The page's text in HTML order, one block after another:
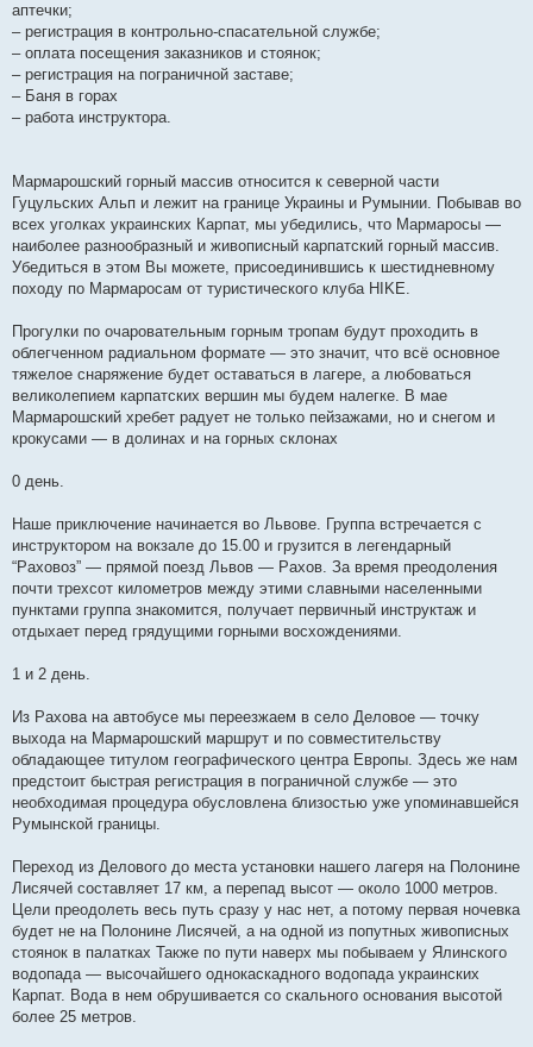
аптечки;
– регистрация в контрольно-спасательной службе;
– оплата посещения заказников и стоянок;
– регистрация на пограничной заставе;
– Баня в горах
– работа инструктора.
Мармарошский горный массив относится к северной части
Гуцульских Альп и лежит на границе Украины и Румынии. Побывав во
всех уголках украинских Карпат, мы убедились, что Мармаросы —
наиболее разнообразный и живописный карпатский горный массив.
Убедиться в этом Вы можете, присоединившись к шестидневному
походу по Мармаросам от туристического клуба HIKE.
Прогулки по очаровательным горным тропам будут проходить в
облегченном радиальном формате — это значит, что всё основное
тяжелое снаряжение будет оставаться в лагере, а любоваться
великолепием карпатских вершин мы будем налегке. В мае
Мармарошский хребет радует не только пейзажами, но и снегом и
крокусами — в долинах и на горных склонах
0 день.
Наше приключение начинается во Львове. Группа встречается с
инструктором на вокзале до 15.00 и грузится в легендарный
“Раховоз” — прямой поезд Львов — Рахов. За время преодоления
почти трехсот километров между этими славными населенными
пунктами группа знакомится, получает первичный инструктаж и
отдыхает перед грядущими горными восхождениями.
1 и 2 день.
Из Рахова на автобусе мы переезжаем в село Деловое — точку
выхода на Мармарошский маршрут и по совместительству
обладающее титулом географического центра Европы. Здесь же нам
предстоит быстрая регистрация в пограничной службе — это
необходимая процедура обусловлена близостью уже упоминавшейся
Румынской границы.
Переход из Делового до места установки нашего лагеря на Полонине
Лисячей составляет 17 км, а перепад высот — около 1000 метров.
Цели преодолеть весь путь сразу у нас нет, а потому первая ночевка
будет не на Полонине Лисячей, а на одной из попутных живописных
стоянок в палатках Также по пути наверх мы побываем у Ялинского
водопада — высочайшего однокаскадного водопада украинских
Карпат. Вода в нем обрушивается со скального основания высотой
более 25 метров.